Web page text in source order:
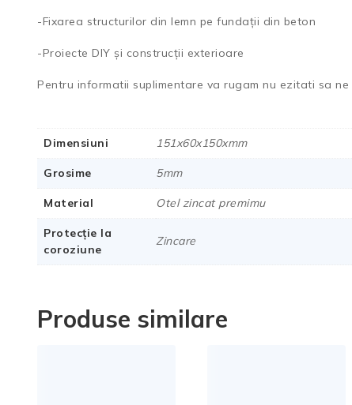
-Fixarea structurilor din lemn pe fundații din beton
-Proiecte DIY și construcții exterioare
Pentru informatii suplimentare va rugam nu ezitati sa ne
Dimensiuni 151x60x150xmm
Grosime 5mm
Material Otel zincat premimu
Protecție la
coroziune
Zincare
Produse similare